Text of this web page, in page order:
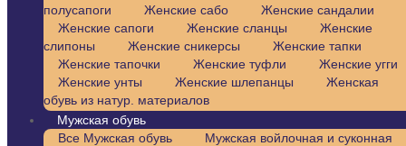
полусапоги
Женские сабо
Женские сандалии
Женские сапоги
Женские сланцы
Женские
слипоны
Женские сникерсы
Женские тапки
Женские тапочки
Женские туфли
Женские угги
Женские унты
Женские шлепанцы
Женская
обувь из натур. материалов
Мужская обувь
Все Мужская обувь
Мужская войлочная и суконная